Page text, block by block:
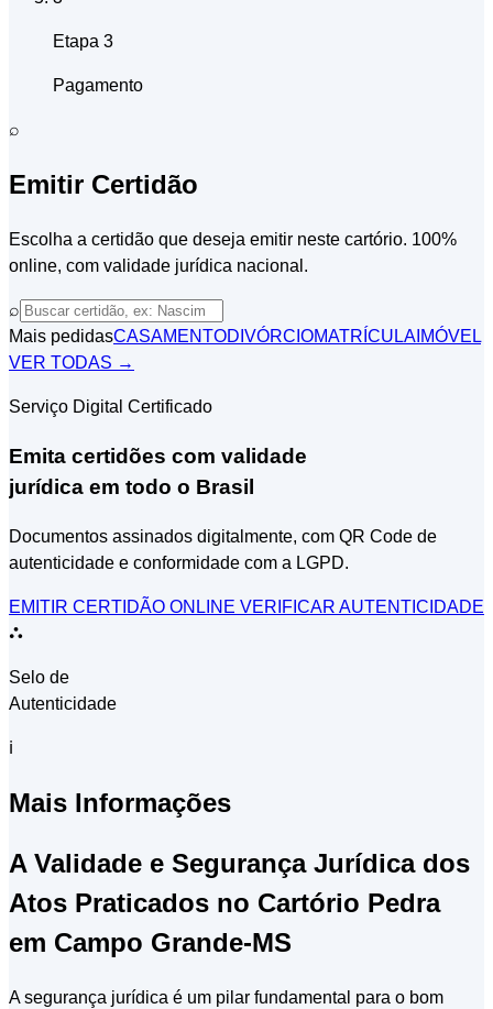
Etapa 3
Pagamento
⌕
Emitir Certidão
Escolha a certidão que deseja emitir neste cartório. 100%
online, com validade jurídica nacional.
⌕
Mais pedidasCASAMENTODIVÓRCIOMATRÍCULA IMÓVEL
VER TODAS →
Serviço Digital Certificado
Emita certidões com validade
jurídica em todo o Brasil
Documentos assinados digitalmente, com QR Code de
autenticidade e conformidade com a LGPD.
EMITIR CERTIDÃO ONLINE VERIFICAR AUTENTICIDADE
⛬
Selo de
Autenticidade
ℹ
Mais Informações
A Validade e Segurança Jurídica dos
Atos Praticados no Cartório Pedra
em Campo Grande-MS
A segurança jurídica é um pilar fundamental para o bom